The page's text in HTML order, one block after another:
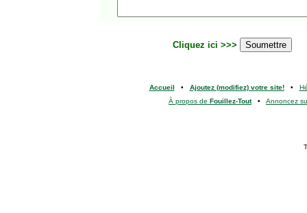
Cliquez ici >>>
Accueil • Ajoutez (modifiez) votre site!•
À propos de Fouillez-Tout• Annoncez